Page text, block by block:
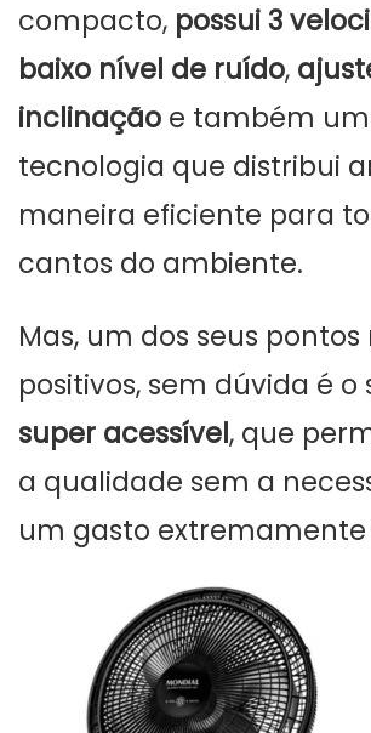
compacto, possui 3
baixo nível de ruído,
inclinação e também
tecnologia que distribui
maneira eficiente para
cantos do ambiente.
Mas, um dos seus pontos
positivos, sem dúvida é o
super acessível, que
a qualidade sem a
um gasto